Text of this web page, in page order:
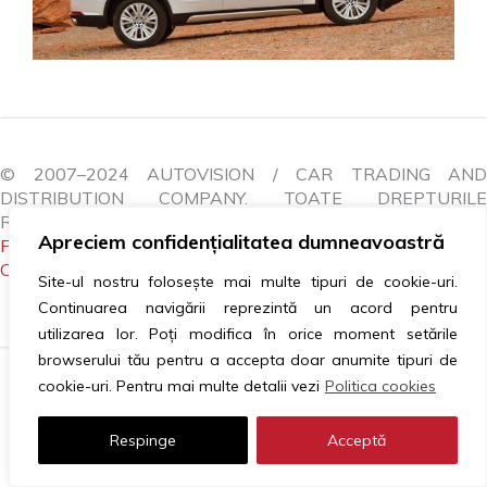
Apreciem confidențialitatea dumneavoastră
Site-ul nostru folosește mai multe tipuri de cookie-uri.
Continuarea navigării reprezintă un acord pentru
utilizarea lor. Poți modifica în orice moment setările
browserului tău pentru a accepta doar anumite tipuri de
cookie-uri. Pentru mai multe detalii vezi Politica cookies
Respinge Acceptă
© 2007–2024 AUTOVISION / CAR TRADING AND
DISTRIBUTION COMPANY. TOATE DREPTURILE
REZERVATE.
POLITICA COOKIES|GDPR|ANPC|LITIGII
CONTACTEAZĂ-NE